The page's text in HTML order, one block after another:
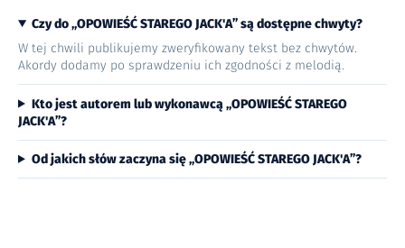
Czy do „OPOWIEŚĆ STAREGO JACK'A” są dostępne chwyty?
W tej chwili publikujemy zweryfikowany tekst bez chwytów.
Akordy dodamy po sprawdzeniu ich zgodności z melodią.
Kto jest autorem lub wykonawcą „OPOWIEŚĆ STAREGO
JACK'A”?
Od jakich słów zaczyna się „OPOWIEŚĆ STAREGO JACK'A”?